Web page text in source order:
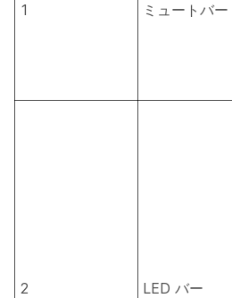
1 ミュート バー
2 LED バー